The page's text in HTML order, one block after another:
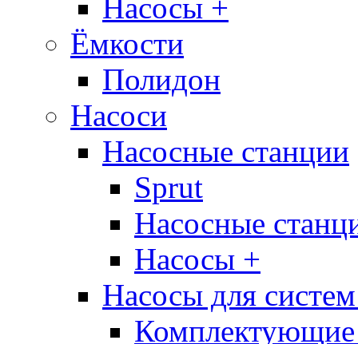
Насосы +
Ёмкости
Полидон
Насоси
Насосные станции
Sprut
Насосные
Насосы +
Насосы для
Комплектующие